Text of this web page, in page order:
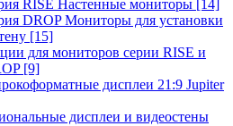
RISE Настенные мониторы [14]
DROP Мониторы для установки
[15]
для мониторов серии RISE и
[9]
дисплеи 21:9 Jupiter
дисплеи и видеостены